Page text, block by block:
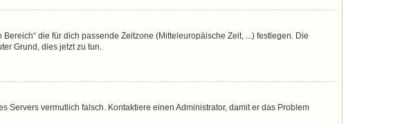
die für dich passende Zeitzone (Mitteleuropäische Zeit, ...) festlegen. Die
Grund, dies jetzt zu tun.
Servers vermutlich falsch. Kontaktiere einen Administrator, damit er das Problem